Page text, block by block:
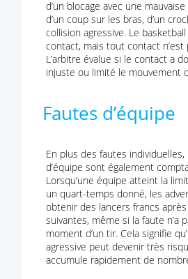
d’un blocage avec une
d’un coup sur les bras, d’un
collision agressive. Le
contact, mais tout contact n’est
L’arbitre évalue si le contact a
injuste ou limité le mouvement
Fautes d’équipe
En plus des fautes individuelles,
d’équipe sont également
Lorsqu’une équipe atteint la
un quart-temps donné, les
obtenir des lancers francs
suivantes, même si la faute n’a
moment d’un tir. Cela signifie
agressive peut devenir très
accumule rapidement de